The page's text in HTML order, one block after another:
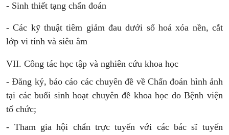
- Sinh thiết tạng chẩn đoán
- Các kỹ thuật tiêm giảm đau dưới số hoá xóa nền, cắt
lớp vi tính và siêu âm
VII. Công tác học tập và nghiên cứu khoa học
- Đăng ký, báo cáo các chuyên đề về Chẩn đoán hình ảnh
tại các buổi sinh hoạt chuyên đề khoa học do Bệnh viện
tổ chức;
- Tham gia hội chẩn trực tuyến với các bác sĩ tuyến